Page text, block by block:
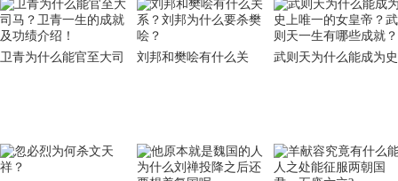
卫青为什么能官至大司
刘邦和樊哙有什么关
武则天为什么能成为史